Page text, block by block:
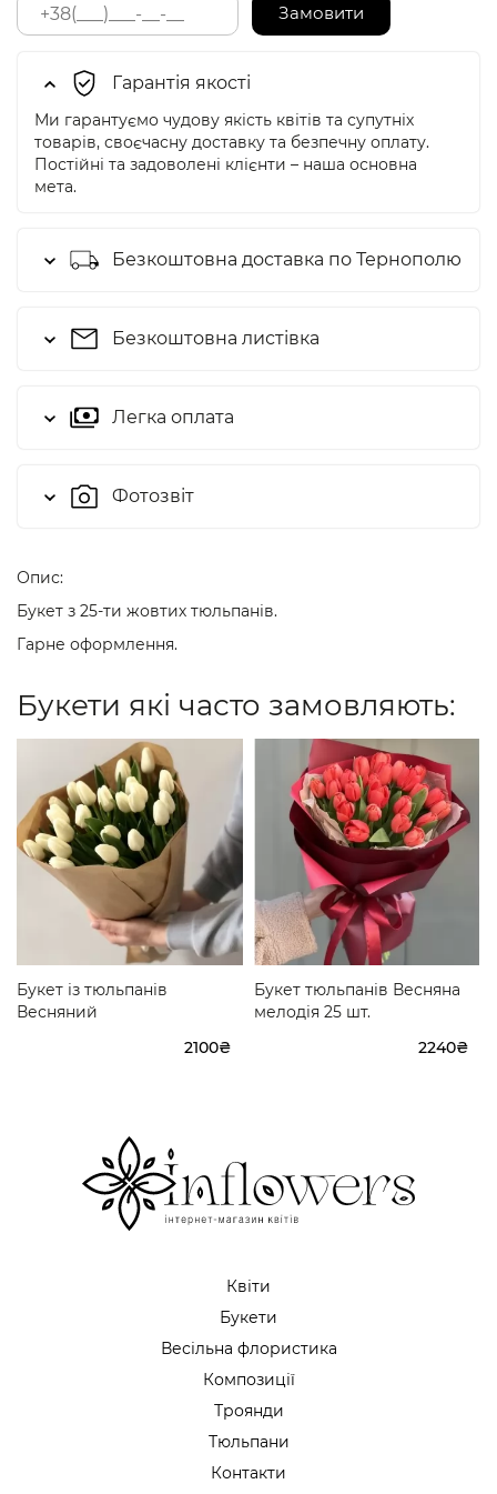
Замовити
Гарантія якості
Ми гарантуємо чудову якість квітів та супутніх
товарів, своєчасну доставку та безпечну оплату.
Постійні та задоволені клієнти – наша основна
мета.
Безкоштовна доставка по Тернополю
Безкоштовна листівка
Легка оплата
Фотозвіт
Опис:
Букет з 25-ти жовтих тюльпанів.
Гарне оформлення.
Букети які часто замовляють:
Букет із тюльпанів
Весняний
2100₴
Букет тюльпанів Весняна
мелодія 25 шт.
2240₴
Квіти
Букети
Весільна флористика
Композиції
Троянди
Тюльпани
Контакти